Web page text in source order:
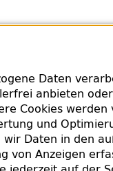
über ihre
das
Daten
anbieten
Cookies
und
Daten in den
von Anzeigen